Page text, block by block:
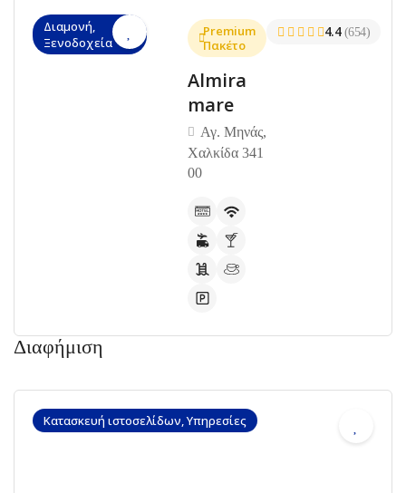
Διαμονή,
Ξενοδοχεία
Premium
Πακέτο
Almira
mare
Αγ. Μηνάς,
Χαλκίδα 341
00
4.4 (654)
Διαφήμιση
Κατασκευή ιστοσελίδων, Υπηρεσίες